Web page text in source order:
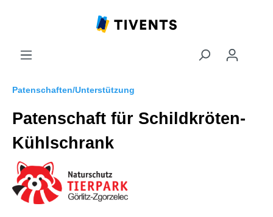
Patenschaften/Unterstützung
Patenschaft für Schildkröten-
Kühlschrank